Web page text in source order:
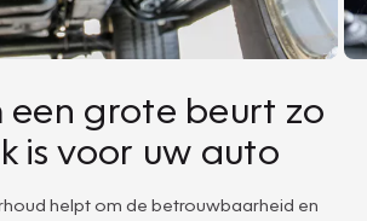
grote beurt zo
is voor uw auto
helpt om de betrouwbaarheid en